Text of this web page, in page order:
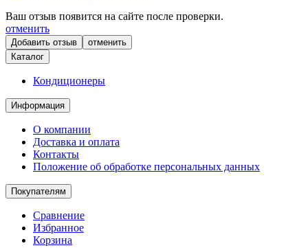
Ваш отзыв появится на сайте после проверки.
отменить
отменить
Каталог
Кондиционеры
Информация
О компании
Доставка и оплата
Контакты
Положение об обработке персональных данных
Покупателям
Сравнение
Избранное
Корзина